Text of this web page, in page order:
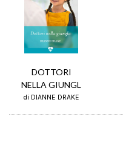
Calendario
DOTTORI
NELLA GIUNGL
di DIANNE DRAKE